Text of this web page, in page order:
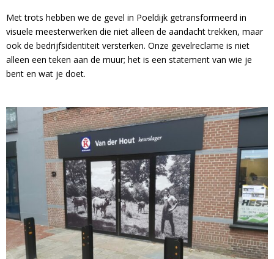
Met trots hebben we de gevel in Poeldijk getransformeerd in
visuele meesterwerken die niet alleen de aandacht trekken, maar
ook de bedrijfsidentiteit versterken. Onze gevelreclame is niet
alleen een teken aan de muur; het is een statement van wie je
bent en wat je doet.